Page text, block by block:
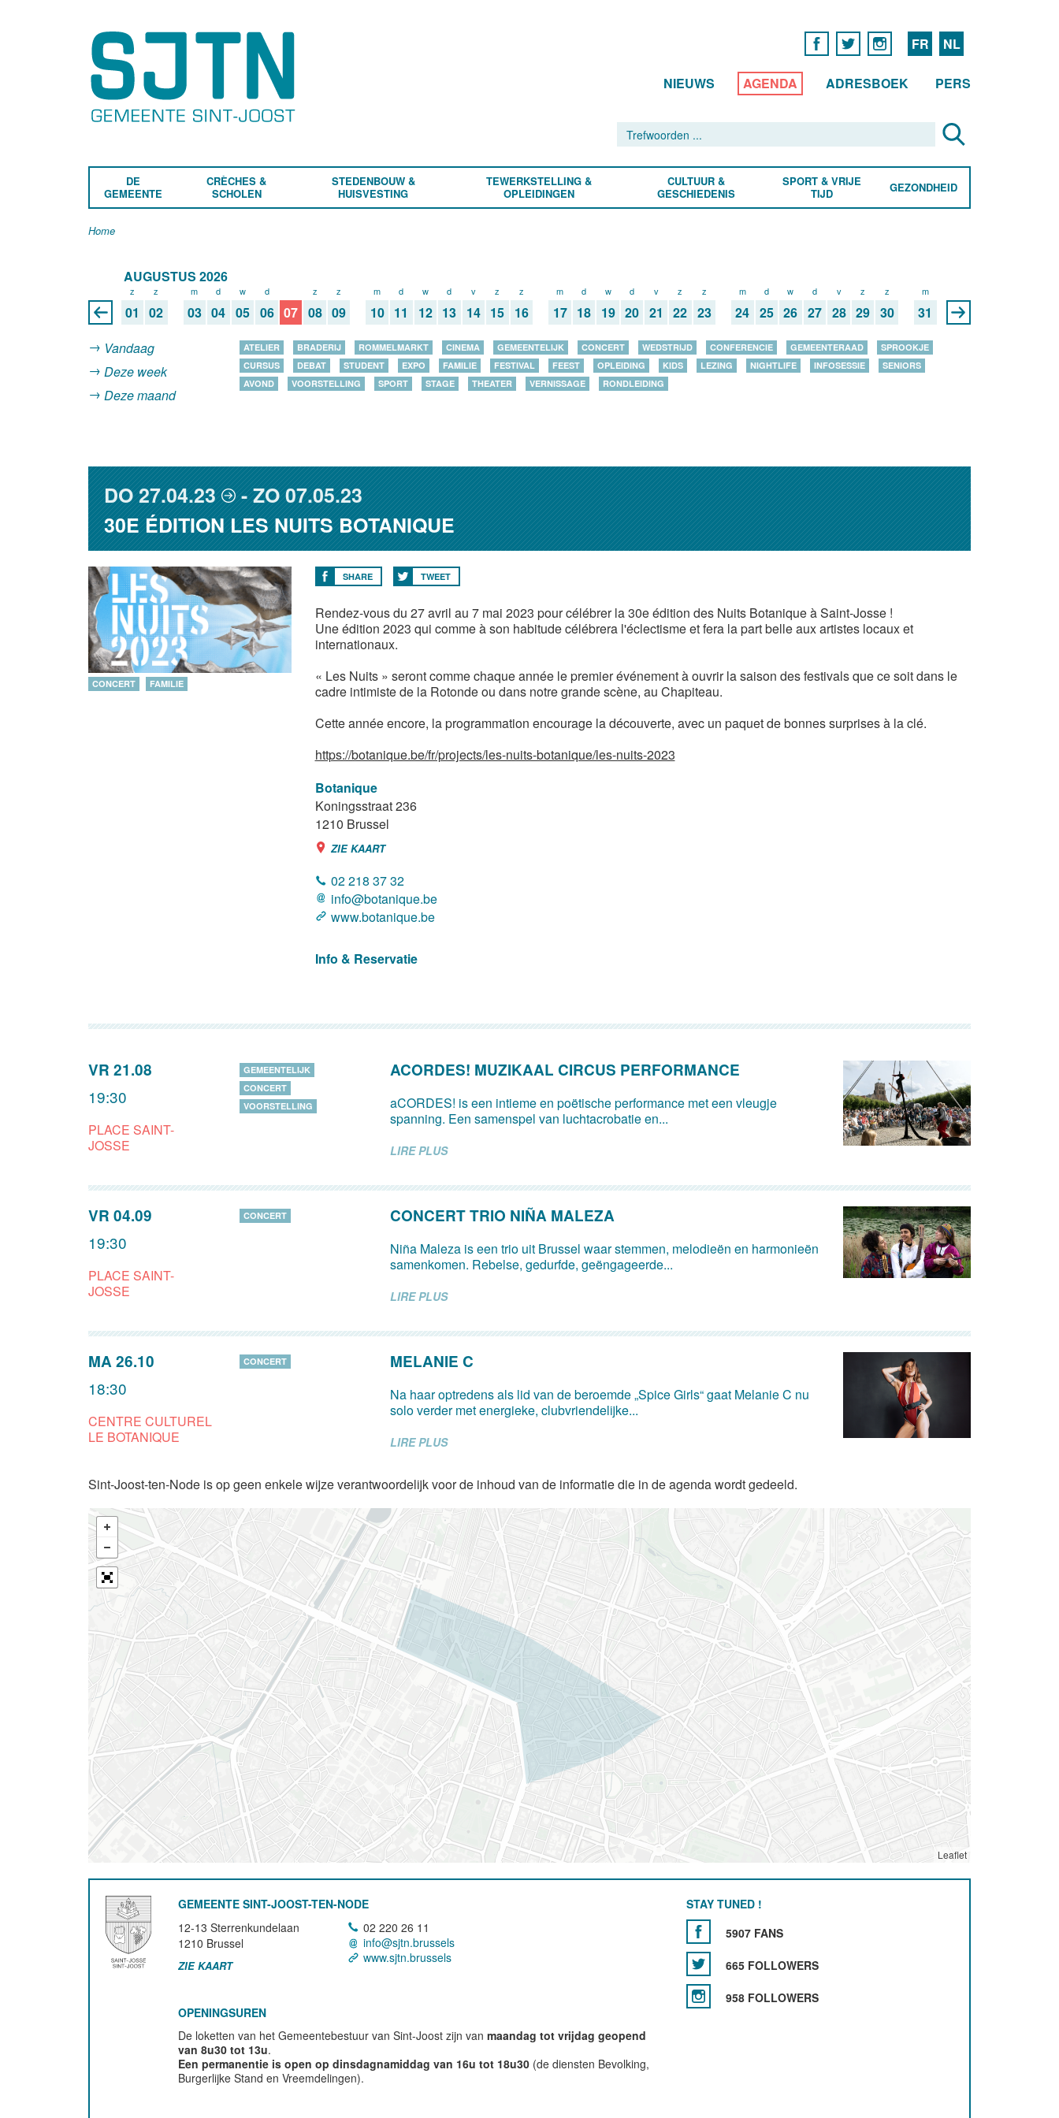
FR NL
NIEUWS AGENDA ADRESBOEK PERS
DE
GEMEENTE
CRÈCHES &
SCHOLEN
STEDENBOUW &
HUISVESTING
TEWERKSTELLING &
OPLEIDINGEN
CULTUUR &
GESCHIEDENIS
SPORT & VRIJE
TIJD
GEZONDHEID
Home
AUGUSTUS 2026
z
01
z
02
m
03
d
04
w
05
d
06 07
z
08
z
09
m
10
d
11
w
12
d
13
v
14
z
15
z
16
m
17
d
18
w
19
d
20
v
21
z
22
z
23
m
24
d
25
w
26
d
27
v
28
z
29
z
30
m
31
Vandaag
Deze week
Deze maand
ATELIER BRADERIJ ROMMELMARKT CINEMA GEMEENTELIJK CONCERT WEDSTRIJD CONFERENCIE GEMEENTERAAD
SPROOKJE
CURSUS
DEBAT STUDENT EXPO FAMILIE FESTIVAL FEEST OPLEIDING KIDS LEZING NIGHTLIFE INFOSESSIE
SENIORS
AVOND
VOORSTELLING SPORT STAGE THEATER VERNISSAGE RONDLEIDING
DO27.04.23 ZO07.05.23
30E ÉDITION LES NUITS BOTANIQUE
CONCERT FAMILIE
SHARE TWEET
Rendez-vous du 27 avril au 7 mai 2023 pour célébrer la 30e édition des Nuits Botanique à Saint-Josse !
Une édition 2023 qui comme à son habitude célébrera l'éclectisme et fera la part belle aux artistes locaux et
internationaux.
« Les Nuits » seront comme chaque année le premier événement à ouvrir la saison des festivals que ce soit dans le
cadre intimiste de la Rotonde ou dans notre grande scène, au Chapiteau.
Cette année encore, la programmation encourage la découverte, avec un paquet de bonnes surprises à la clé.
https://botanique.be/fr/projects/les-nuits-botanique/les-nuits-2023
Botanique
Koningsstraat 236
1210 Brussel
ZIE KAART
02 218 37 32
info@botanique.be
www.botanique.be
Info & Reservatie
VR 21.08
19:30
PLACE SAINT-
JOSSE
GEMEENTELIJK
CONCERT
VOORSTELLING
ACORDES! MUZIKAAL CIRCUS PERFORMANCE
aCORDES! is een intieme en poëtische performance met een vleugje
spanning. Een samenspel van luchtacrobatie en...
LIRE PLUS
VR 04.09
19:30
PLACE SAINT-
JOSSE
CONCERT CONCERT TRIO NIÑA MALEZA
Niña Maleza is een trio uit Brussel waar stemmen, melodieën en harmonieën
samenkomen. Rebelse, gedurfde, geëngageerde...
LIRE PLUS
MA 26.10
18:30
CENTRE CULTUREL
LE BOTANIQUE
CONCERT MELANIE C
Na haar optredens als lid van de beroemde „Spice Girls“ gaat Melanie C nu
solo verder met energieke, clubvriendelijke...
LIRE PLUS
Sint-Joost-ten-Node is op geen enkele wijze verantwoordelijk voor de inhoud van de informatie die in de agenda wordt gedeeld.
Leaflet
GEMEENTE SINT-JOOST-TEN-NODE
12-13 Sterrenkundelaan
1210 Brussel
ZIE KAART
02 220 26 11
info@sjtn.brussels
www.sjtn.brussels
OPENINGSUREN
De loketten van het Gemeentebestuur van Sint-Joost zijn vanmaandag tot vrijdag geopend
van 8u30 tot 13u.
Een permanentie is open op dinsdagnamiddag van 16u tot 18u30 (de diensten Bevolking,
Burgerlijke Stand en Vreemdelingen).
STAY TUNED !
5907 FANS
665 FOLLOWERS
958 FOLLOWERS